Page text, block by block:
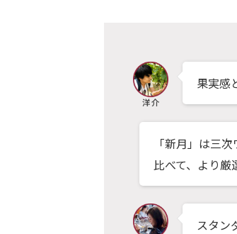
果実感
「新月」は三
比べて、より厳
スタン